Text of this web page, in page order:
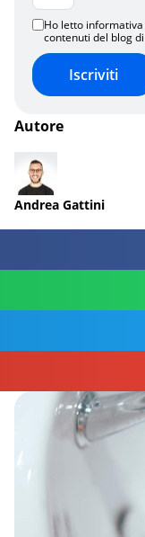
Ho letto
contenuti del blog
Iscriviti
Autore
Andrea Gattini